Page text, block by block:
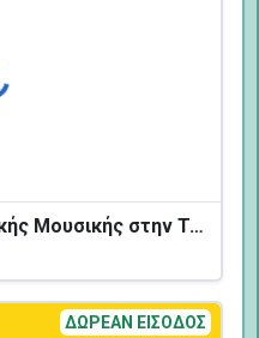
Βραδιά Ζωντανής Ελληνικής Μουσικής στην Ταβέρνα Κελάρι
ΔΩΡΕΑΝ ΕΙΣΟΔΟΣ